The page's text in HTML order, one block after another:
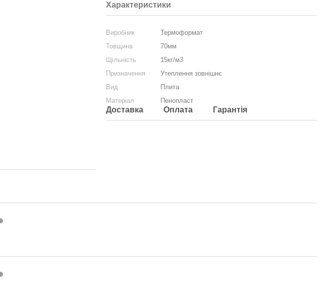
Характеристики
Виробник
Термоформат
Товщина
70мм
Щільність
15кг/м3
Призначення
Утеплення зовнішнє
Вид
Плита
Матеріал
Пенопласт
Доставка Оплата Гарантія